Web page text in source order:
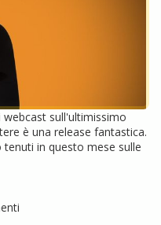
sull'ultimissimo
è una release fantastica.
in questo mese sulle